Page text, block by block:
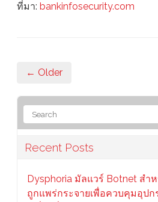
ที่มา: bankinfosecurity.com
← Older
Recent Posts
Dysphoria มัลแวร์ Botnet สำ
ถูกแพร่กระจายเพื่อควบคุมอุป